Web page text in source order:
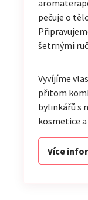
pečuje o
šetrnými
Vyvíjíme
přitom
bylinkářů s
kosmetice
Více